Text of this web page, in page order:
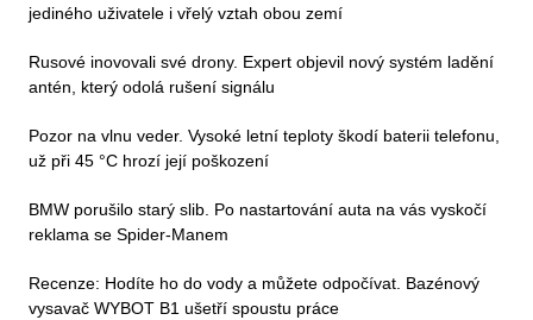
jediného uživatele i vřelý vztah obou zemí
Rusové inovovali své drony. Expert objevil nový systém ladění
antén, který odolá rušení signálu
Pozor na vlnu veder. Vysoké letní teploty škodí baterii telefonu,
už při 45 °C hrozí její poškození
BMW porušilo starý slib. Po nastartování auta na vás vyskočí
reklama se Spider-Manem
Recenze: Hodíte ho do vody a můžete odpočívat. Bazénový
vysavač WYBOT B1 ušetří spoustu práce